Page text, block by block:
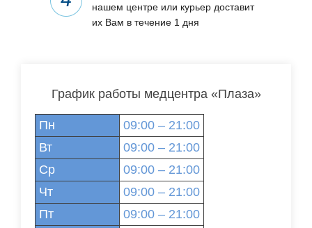
нашем центре или курьер доставит
их Вам в течение 1 дня
График работы медцентра «Плаза»
Пн
09:00 – 21:00
Вт
09:00 – 21:00
Ср
09:00 – 21:00
Чт
09:00 – 21:00
Пт
09:00 – 21:00